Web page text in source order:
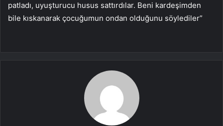
patladı, uyuşturucu husus sattırdılar. Beni kardeşimden
bile kıskanarak çocuğumun ondan olduğunu söylediler”